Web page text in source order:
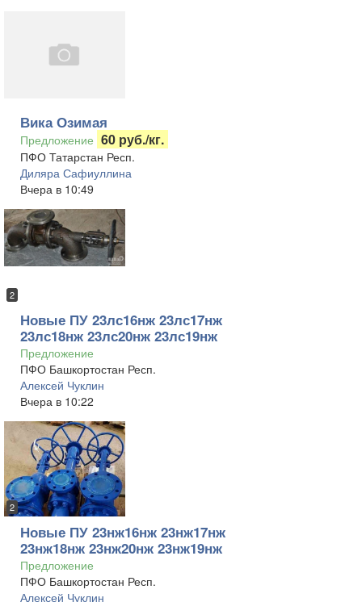
Вика Озимая
Предложение 60 руб./кг.
ПФО Татарстан Респ.
Диляра Сафиуллина
Вчера в 10:49
2
Новые ПУ 23лс16нж 23лс17нж
23лс18нж 23лс20нж 23лс19нж
Предложение
ПФО Башкортостан Респ.
Алексей Чуклин
Вчера в 10:22
2
Новые ПУ 23нж16нж 23нж17нж
23нж18нж 23нж20нж 23нж19нж
Предложение
ПФО Башкортостан Респ.
Алексей Чуклин